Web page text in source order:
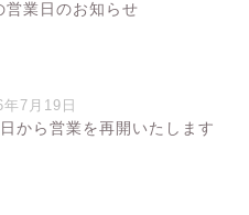
営業日のお知らせ
年7月19日
から営業を再開いたします